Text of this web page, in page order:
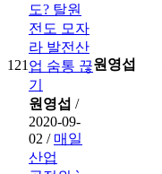
121
도? 탈원
전도 모자
라 발전산
업 숨통 끊
기
원영섭 /
2020-09-
02 / 매일
산업
원영섭